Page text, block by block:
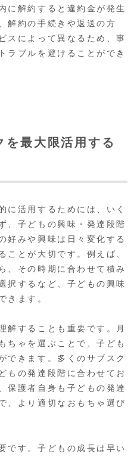
に解約すると違約金が発生
解約の手続きや返送の方
スによって異なるため、事
ラブルを避けることができ
を最大限活用する
に活用するためには、いく
、子どもの興味・発達段階
好みや興味は日々変化する
ことが大切です。例えば、
、その時期に合わせて積み
択するなど、子どもの興味
きます。
解することも重要です。月
ちゃを選ぶことで、子ども
できます。多くのサブスク
もの発達段階に合わせてお
保護者自身も子どもの発達
、より適切なおもちゃ選び
です。子どもの成長は早い